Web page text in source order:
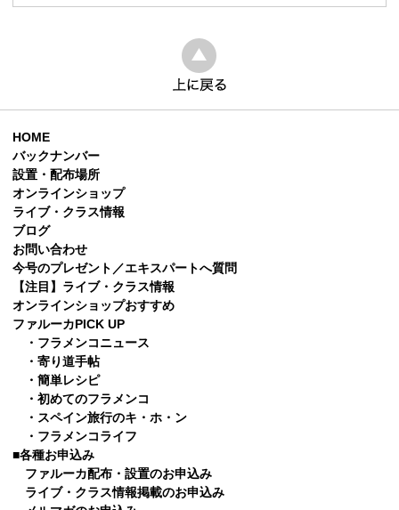
HOME
バックナンバー
設置・配布場所
オンラインショップ
ライブ・クラス情報
ブログ
お問い合わせ
今号のプレゼント／エキスパートへ質問
【注目】ライブ・クラス情報
オンラインショップおすすめ
ファルーカPICK UP
・フラメンコニュース
・寄り道手帖
・簡単レシピ
・初めてのフラメンコ
・スペイン旅行のキ・ホ・ン
・フラメンコライフ
■各種お申込み
ファルーカ配布・設置のお申込み
ライブ・クラス情報掲載のお申込み